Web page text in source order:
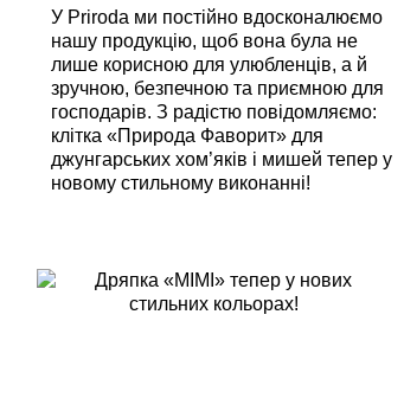
У Priroda ми постійно вдосконалюємо
нашу продукцію, щоб вона була не
лише корисною для улюбленців, а й
зручною, безпечною та приємною для
господарів. З радістю повідомляємо:
клітка «Природа Фаворит» для
джунгарських хом’яків і мишей тепер у
новому стильному виконанні!